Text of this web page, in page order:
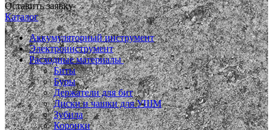
Оставить заявку
Каталог
Аккумуляторный инструмент
Электроинструмент
Расходные материалы
Биты
Буры
Держатели для бит
Диски и чашки для УШМ
Зубила
Коронки